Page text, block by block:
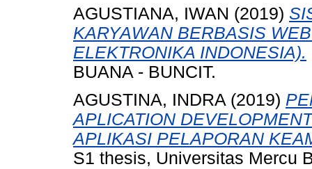
AGUSTIANA, IWAN (2019)
KARYAWAN BERBASIS
ELEKTRONIKA INDONESIA).
BUANA - BUNCIT.
AGUSTINA, INDRA(2019)
APLICATION
APLIKASI PELAPORAN
S1 thesis, Universitas Mercu